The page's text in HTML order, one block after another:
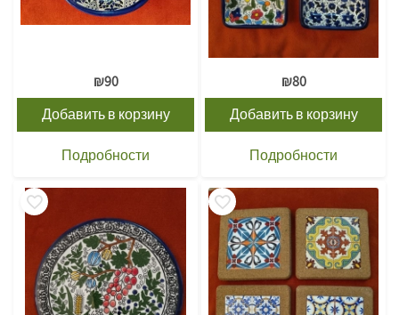
₪90
Добавить в корзину
Подробности
₪80
Добавить в корзину
Подробности